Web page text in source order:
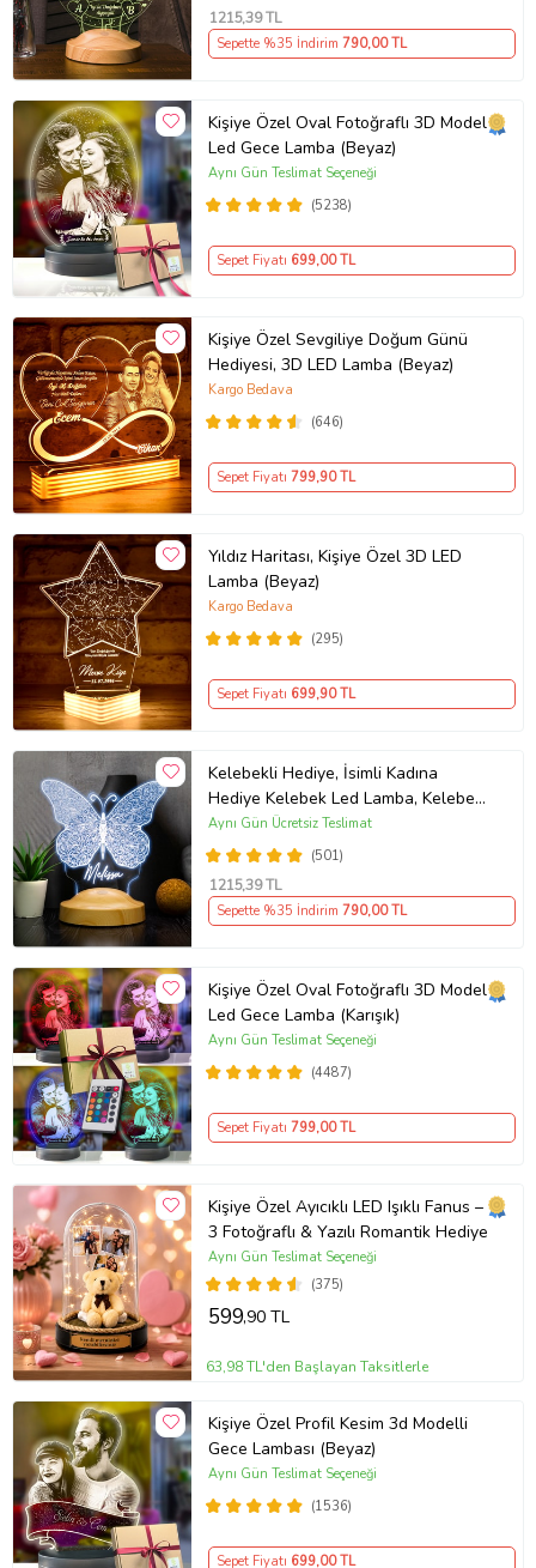
1215,39 TL
Sepette %35 İndirim 790,00 TL
Kişiye Özel Oval Fotoğraflı 3D Model
Led Gece Lamba (Beyaz)
(5238)
Aynı Gün Teslimat Seçeneği
Sepet Fiyatı 699,00 TL
Kişiye Özel Sevgiliye Doğum Günü
Hediyesi, 3D LED Lamba (Beyaz)
(646)
Kargo Bedava
Sepet Fiyatı 799,90 TL
Yıldız Haritası, Kişiye Özel 3D LED
Lamba (Beyaz)
(295)
Kargo Bedava
Sepet Fiyatı 699,90 TL
Kelebekli Hediye, İsimli Kadına
Hediye Kelebek Led Lamba, Kelebek
Tasarımlı Doğum Günü Hediyesi 3D
Gece Lambası(501)
Aynı Gün Ücretsiz Teslimat
1215,39 TL
Sepette %35 İndirim 790,00 TL
Kişiye Özel Oval Fotoğraflı 3D Model
Led Gece Lamba (Karışık)
(4487)
Aynı Gün Teslimat Seçeneği
Sepet Fiyatı 799,00 TL
Kişiye Özel Ayıcıklı LED Işıklı Fanus –
3 Fotoğraflı & Yazılı Romantik Hediye
(375)
Aynı Gün Teslimat Seçeneği
599,90 TL
63,98 TL'den Başlayan Taksitlerle
Kişiye Özel Profil Kesim 3d Modelli
Gece Lambası (Beyaz)
(1536)
Aynı Gün Teslimat Seçeneği
Sepet Fiyatı 699,00 TL